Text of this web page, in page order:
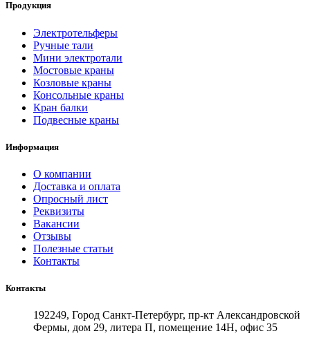
Продукция
Электротельферы
Ручные тали
Мини электротали
Мостовые краны
Козловые краны
Консольные краны
Кран балки
Подвесные краны
Информация
О компании
Доставка и оплата
Опросный лист
Реквизиты
Вакансии
Отзывы
Полезные статьи
Контакты
Контакты
192249, Город Санкт-Петербург, пр-кт Александровской
Фермы, дом 29, литера П, помещение 14Н, офис 35